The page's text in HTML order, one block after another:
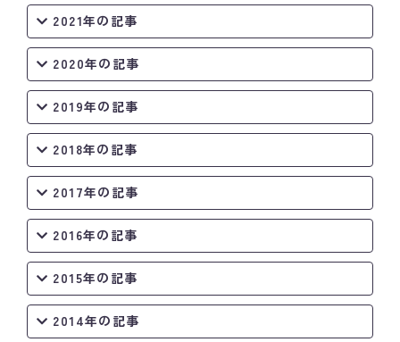
2021年の記事
2020年の記事
2019年の記事
2018年の記事
2017年の記事
2016年の記事
2015年の記事
2014年の記事